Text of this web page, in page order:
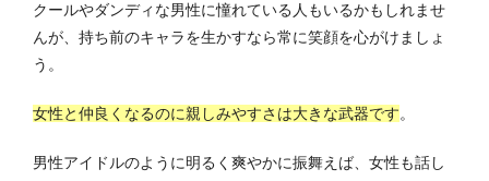
クールやダンディな男性に憧れている人もいるかもしれませ
んが、持ち前のキャラを生かすなら常に笑顔を心がけましょ
う。
女性と仲良くなるのに親しみやすさは大きな武器です。
男性アイドルのように明るく爽やかに振舞えば、女性も話し